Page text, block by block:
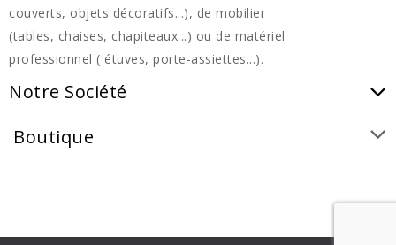
couverts, objets décoratifs...), de mobilier
(tables, chaises, chapiteaux...) ou de matériel
professionnel ( étuves, porte-assiettes...).
Notre Société
Boutique